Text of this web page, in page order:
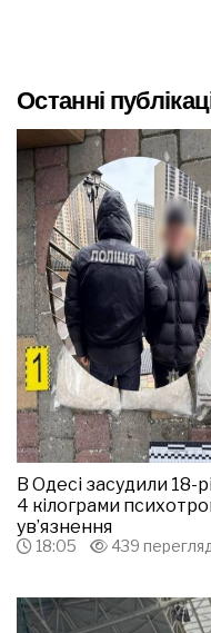
Останні
В Одесі засудили 18-
4 кілограми
ув’язнення
18:05 439